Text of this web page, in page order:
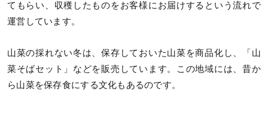
てもらい、収穫したものをお客様にお届けするという流れで
運営しています。
山菜の採れない冬は、保存しておいた山菜を商品化し、「山
菜そばセット」などを販売しています。この地域には、昔か
ら山菜を保存食にする文化もあるのです。